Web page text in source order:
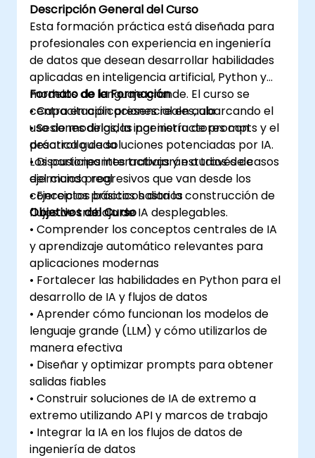
Descripción General del Curso
Esta formación práctica está diseñada para
profesionales con experiencia en ingeniería
de datos que desean desarrollar habilidades
aplicadas en inteligencia artificial, Python y
modelos de lenguaje grande. El curso se
centra en aplicaciones reales, abarcando el
uso de modelos, la ingeniería de prompts y el
desarrollo de soluciones potenciadas por IA.
Los participantes trabajarán a través de
ejercicios progresivos que van desde los
conceptos básicos hasta la construcción de
flujos de trabajo de IA desplegables.
Formato de la Formación
• Capacitación presencial en aula
• Sesiones dirigidas por instructores con
práctica guiada
• Discusiones interactivas y estudios de casos
del mundo real
• Ejercicios prácticos diarios
Objetivos del Curso
• Comprender los conceptos centrales de IA
y aprendizaje automático relevantes para
aplicaciones modernas
• Fortalecer las habilidades en Python para el
desarrollo de IA y flujos de datos
• Aprender cómo funcionan los modelos de
lenguaje grande (LLM) y cómo utilizarlos de
manera efectiva
• Diseñar y optimizar prompts para obtener
salidas fiables
• Construir soluciones de IA de extremo a
extremo utilizando API y marcos de trabajo
• Integrar la IA en los flujos de datos de
ingeniería de datos